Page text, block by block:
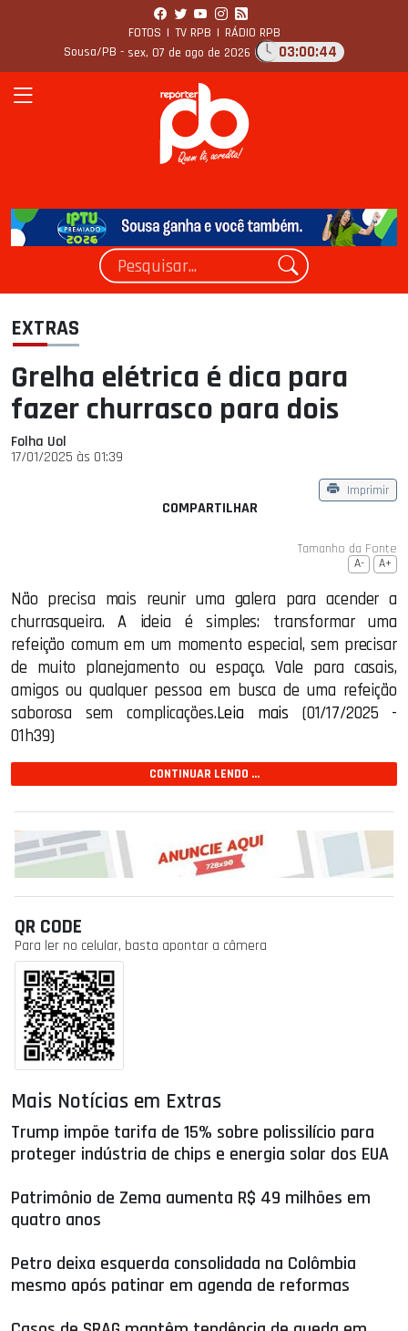
FOTOS | TV RPB | RÁDIO RPB
Sousa/PB - sex, 07 de ago de 2026 03:00:44
EXTRAS
Grelha elétrica é dica para
fazer churrasco para dois
Folha Uol
17/01/2025 às 01:39
Imprimir
COMPARTILHAR
Tamanho da Fonte
A- A+
Não precisa mais reunir uma galera para acender a
churrasqueira. A ideia é simples: transformar uma
refeição comum em um momento especial, sem precisar
de muito planejamento ou espaço. Vale para casais,
amigos ou qualquer pessoa em busca de uma refeição
saborosa sem complicações.Leia mais (01/17/2025 -
01h39)
CONTINUAR LENDO ...
QR CODE
Para ler no celular, basta apontar a câmera
Mais Notícias em Extras
Trump impõe tarifa de 15% sobre polissilício para
proteger indústria de chips e energia solar dos EUA
Patrimônio de Zema aumenta R$ 49 milhões em
quatro anos
Petro deixa esquerda consolidada na Colômbia
mesmo após patinar em agenda de reformas